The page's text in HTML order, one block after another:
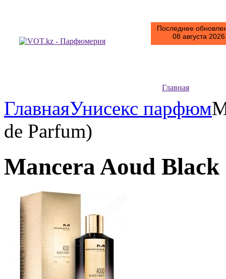
Последнее
08 августа
Главная
ГлавнаяУнисекс парфюм
de Parfum)
Mancera Aoud